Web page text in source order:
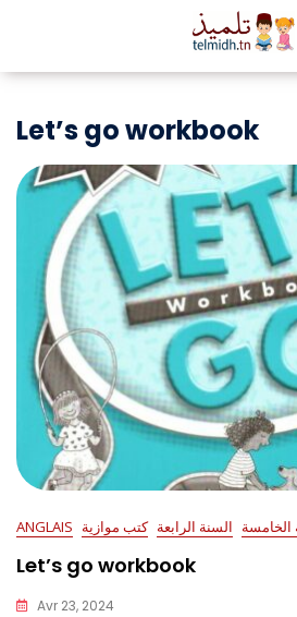
Let’s go workbook
ANGLAIS الخامسة السنة الرابعة كتب موازية
Let’s go workbook
Avr 23, 2024